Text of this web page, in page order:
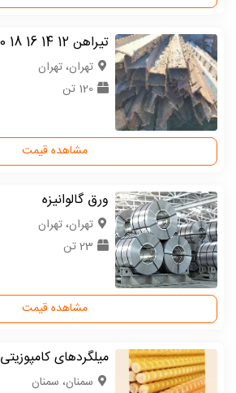
تیراهن 12 14 16 18 20 22 24 27 30
تهران، تهران
120 تن
مشاهده قیمت
ورق گالوانیزه
تهران، تهران
23 تن
مشاهده قیمت
میلگردهای کامپوزیتی
سمنان، سمنان